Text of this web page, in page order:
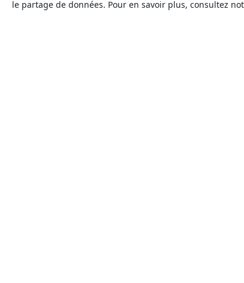
le partage de données. Pour en savoir plus, consultez